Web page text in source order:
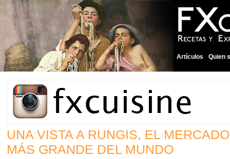
Artículos Quien
UNA VISTA A RUNGIS, EL
MÁS GRANDE DEL MUNDO